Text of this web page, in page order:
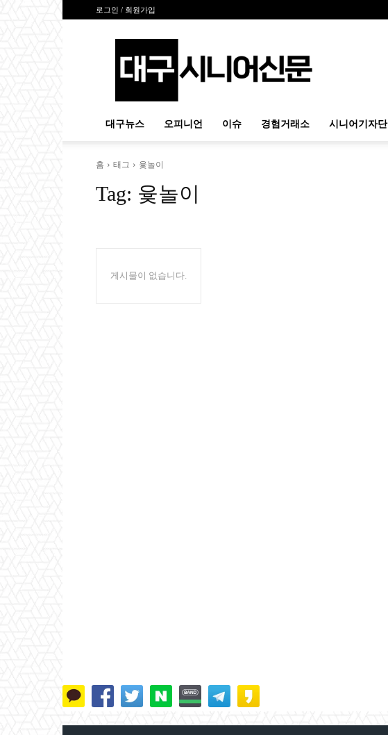
로그인 / 회원가입
시
대구뉴스 오피니언 이슈 경험거래소 시니어기자단
홈 태그 윷놀이
Tag: 윷놀이
게시물이 없습니다.